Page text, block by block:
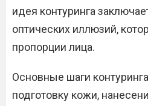
идея контуринга
оптических иллюзий,
пропорции лица.
Основные шаги
подготовку кожи,